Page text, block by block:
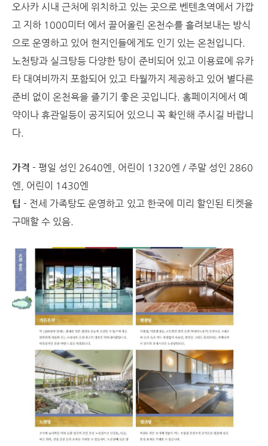
오사카 시내 근처에 위치하고 있는 곳으로 벤텐초역에서 가깝
고 지하 1000미터 에서 끌어올린 온천수를 흘려보내는 방식
으로 운영하고 있어 현지인들에게도 인기 있는 온천입니다.
노천탕과 실크탕등 다양한 탕이 준비되어 있고 이용료에 유카
타 대여비까지 포함되어 있고 타월까지 제공하고 있어 별다른
준비 없이 온천욕을 즐기기 좋은 곳입니다. 홈페이지에서 예
약이나 휴관일등이 공지되어 있으니 꼭 확인해 주시길 바랍니
다.
가격 - 평일 성인 2640엔, 어린이 1320엔 / 주말 성인 2860
엔, 어린이 1430엔
팁 - 전세 가족탕도 운영하고 있고 한국에 미리 할인된 티켓을
구매할 수 있음.